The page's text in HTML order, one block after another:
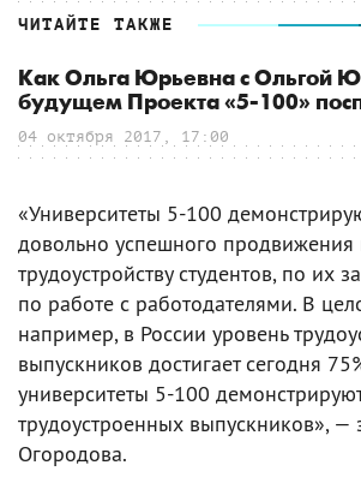
ЧИТАЙТЕ ТАКЖЕ
Как Ольга Юрьевна с Ольгой
будущем Проекта «5-100»
04 октября 2017, 17:00
«Университеты 5-100
довольно успешного продвижения
трудоустройству студентов, по их
по работе с работодателями. В
например, в России уровень
выпускников достигает сегодня
университеты 5-100
трудоустроенных выпускников», —
Огородова.